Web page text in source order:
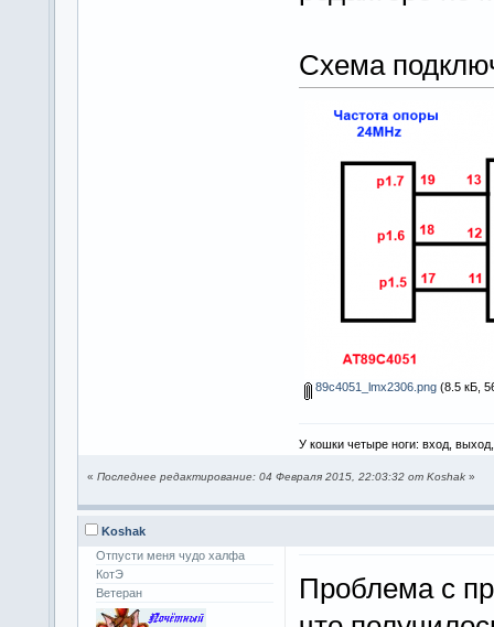
Схема
89c4051_lmx2306.png(8.5 кБ,
У кошки четыре ноги: вход,
« Последнее редактирование: 04 Февраля 2015, 22:03:32 от Koshak »
Koshak
Отпусти меня чудо халфа
КотЭ
Ветеран
Проблема с